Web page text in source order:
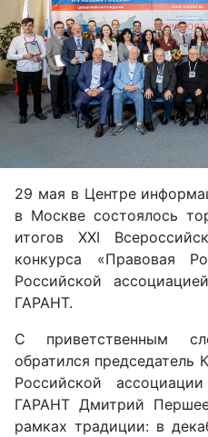
29 мая в Центре
в Москве состоялось
итогов XXI
конкурса «Правовая
Российской
ГАРАНТ.
С приветственным
обратился председатель
Российской
ГАРАНТ Дмитрий
рамках традиции: в